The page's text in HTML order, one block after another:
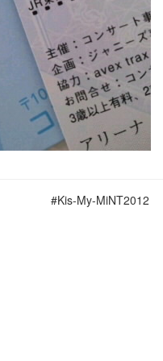
#Kis-My-MiNT2012